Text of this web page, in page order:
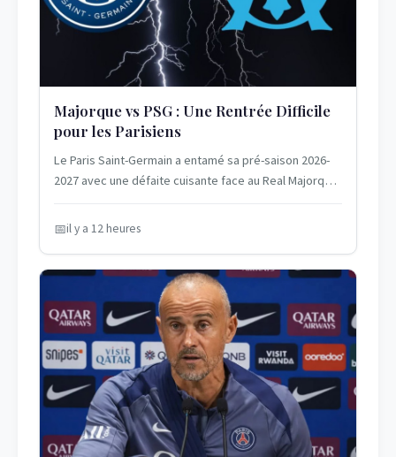
Majorque vs PSG : Une Rentrée Difficile
pour les Parisiens
Le Paris Saint-Germain a entamé sa pré-saison 2026-
2027 avec une défaite cuisante face au Real Majorque.
il y a 12 heures